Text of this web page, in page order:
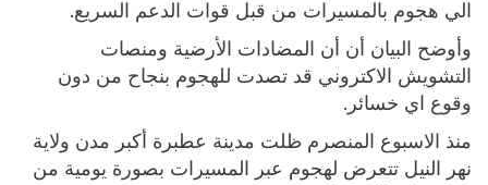
الي هجوم بالمسيرات من قبل قوات الدعم السريع.
وأوضح البيان أن أن المضادات الأرضية ومنصات
التشويش الاكتروني قد تصدت للهجوم بنجاح من دون
وقوع اي خسائر.
منذ الاسبوع المنصرم ظلت مدينة عطبرة أكبر مدن ولاية
نهر النيل تتعرض لهجوم عبر المسيرات بصورة يومية من